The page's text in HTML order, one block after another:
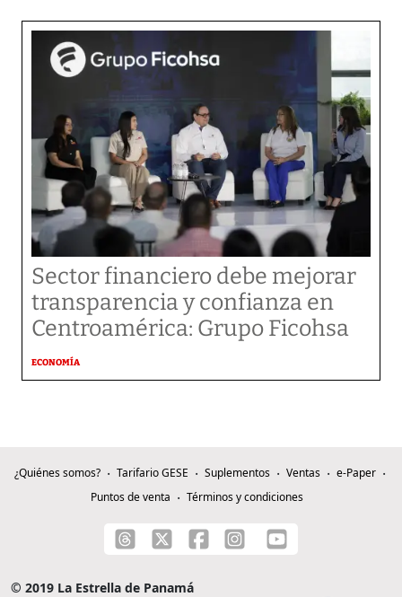
Sector financiero debe mejorar
transparencia y confianza en
Centroamérica: Grupo Ficohsa
ECONOMÍA
¿Quiénes somos? Tarifario GESE Suplementos Ventas
e-Paper
Puntos de venta
Términos y condiciones
© 2019 La Estrella de Panamá